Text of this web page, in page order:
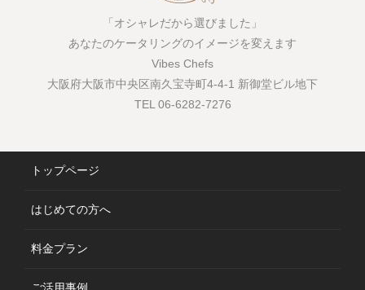
「オシャレだから選びました」
あなたのケータリングのイメージを変えます
Vibes Chefs
大阪府大阪市中央区南久宝寺町4-4-1 新御堂ビル地下
TEL 06-6282-7276
トップページ
はじめての方へ
料金プラン
ご活用事例